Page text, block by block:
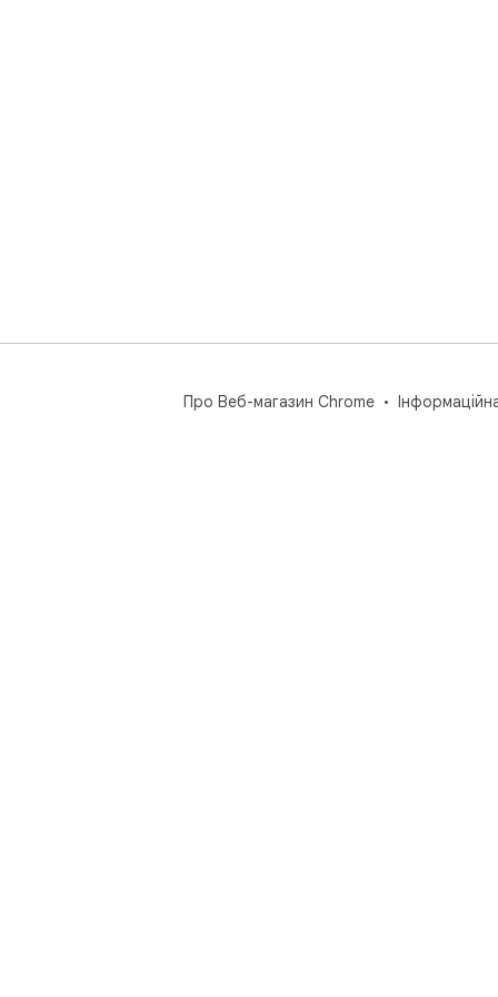
Про Веб-магазин Chrome